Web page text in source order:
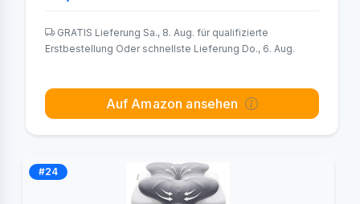
GRATIS Lieferung Sa., 8. Aug. für qualifizierte
Erstbestellung Oder schnellste Lieferung Do., 6. Aug.
Auf Amazon ansehen
#24